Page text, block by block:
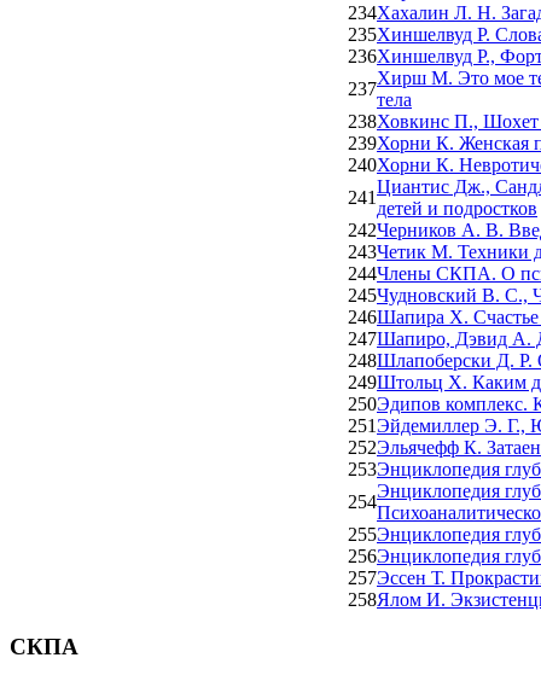
234Хахалин Л. Н.
235Хиншелвуд Р.
236Хиншелвуд Р.,
237
Хирш М. Это мое
тела
238Ховкинс П., Шохет
239Хорни К. Женская
240Хорни К.
241
Циантис Дж.,
детей и подростков
242Черников А. В.
243Четик М. Техники
244Члены СКПА. О
245Чудновский В. С.,
246Шапира Х. Счастье
247Шапиро, Дэвид А.
248Шлапоберски Д. Р.
249Штольц Х. Каким
250Эдипов комплекс.
251Эйдемиллер Э. Г.,
252Эльячефф К.
253Энциклопедия
254
Энциклопедия
255Энциклопедия
256Энциклопедия
257Эссен Т.
258Ялом И.
СКПА